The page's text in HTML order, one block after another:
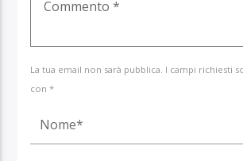
La tua email non sarà pubblica. I campi richiesti
con *